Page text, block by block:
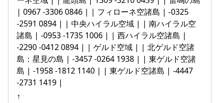
| 0967 -3306 0846 | | フィローネ空諸島 | -0325
-2591 0894 | | 中央ハイラル空域 | | 南ハイラル空
諸島 | -0953 -1735 1006 | | 西ハイラル空諸島 |
-2290 -0412 0894 | | ゲルド空域 | | 北ゲルド空諸
島：星見の島 | -3457 -0264 1938 | | 東ゲルド空諸
島 | -1958 -1812 1140 | | 東ゲルド空諸島 | -4447
-2731 1419 |
↑